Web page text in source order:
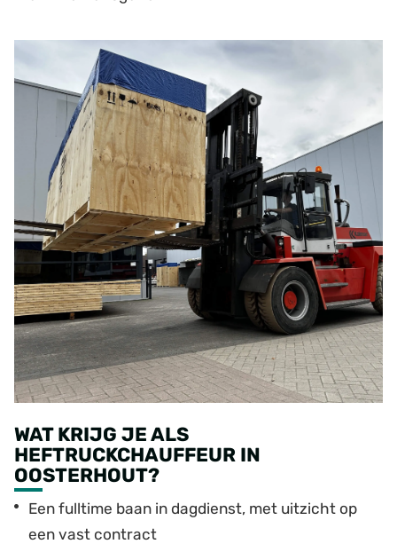
WAT KRIJG JE ALS
HEFTRUCKCHAUFFEUR IN
OOSTERHOUT?
Een fulltime baan in dagdienst, met uitzicht op
een vast contract